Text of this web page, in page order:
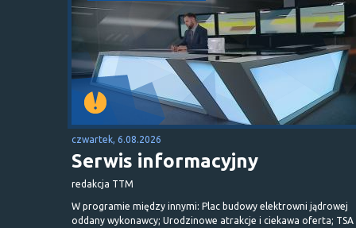
czwartek, 6.08.2026
Serwis informacyjny
redakcja TTM
W programie między innymi: Plac budowy elektrowni jądrowej
oddany wykonawcy; Urodzinowe atrakcje i ciekawa oferta; TSA